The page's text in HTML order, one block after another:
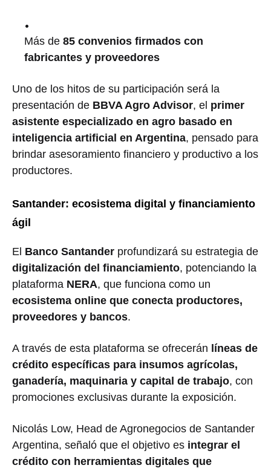
Más de 85 convenios firmados con
fabricantes y proveedores
Uno de los hitos de su participación será la
presentación de BBVA Agro Advisor, el primer
asistente especializado en agro basado en
inteligencia artificial en Argentina, pensado para
brindar asesoramiento financiero y productivo a los
productores.
Santander: ecosistema digital y financiamiento
ágil
El Banco Santander profundizará su estrategia de
digitalización del financiamiento, potenciando la
plataforma NERA, que funciona como un
ecosistema online que conecta productores,
proveedores y bancos.
A través de esta plataforma se ofrecerán líneas de
crédito específicas para insumos agrícolas,
ganadería, maquinaria y capital de trabajo, con
promociones exclusivas durante la exposición.
Nicolás Low, Head de Agronegocios de Santander
Argentina, señaló que el objetivo es integrar el
crédito con herramientas digitales que